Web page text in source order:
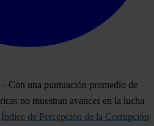
– Con una puntuación promedio de
no muestran avances en la lucha
Índice de Percepción de la Corrupción